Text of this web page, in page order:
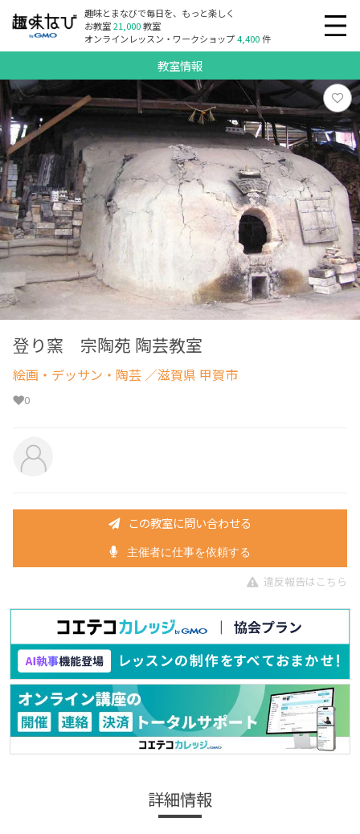
趣味とまなびで毎日を、もっと楽しく
お教室21,000教室
オンラインレッスン・ワークショップ4,400件
教室情報
登り窯 宗陶苑 陶芸教室
絵画・デッサン・陶芸 ／滋賀県 甲賀市
0
この教室に問い合わせる
主催者に仕事を依頼する
違反報告はこちら
詳細情報